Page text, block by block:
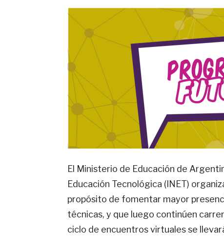
El Ministerio de Educación de
Educación Tecnológica (INET)
propósito de fomentar mayor
técnicas, y que luego continúen
ciclo de encuentros virtuales se